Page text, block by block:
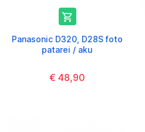

Panasonic D320, D28S foto
patarei / aku
€ 48,90